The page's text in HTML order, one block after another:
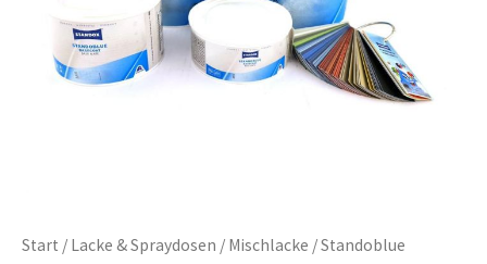
Start / Lacke & Spraydosen / Mischlacke /Standoblue